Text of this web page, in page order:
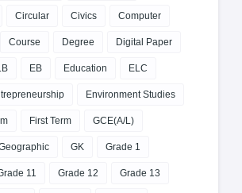
Circular Civics Computer
Course Degree Digital Paper
EB Education ELC
Environment Studies
First Term GCE(A/L)
GK Grade 1
11 Grade 12 Grade 13